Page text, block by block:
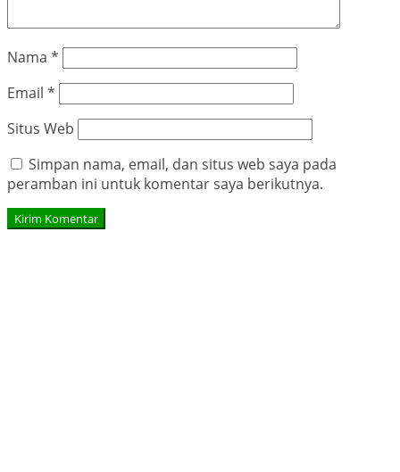
Nama *
Email *
Situs Web
Simpan nama, email, dan situs web saya pada
peramban ini untuk komentar saya berikutnya.